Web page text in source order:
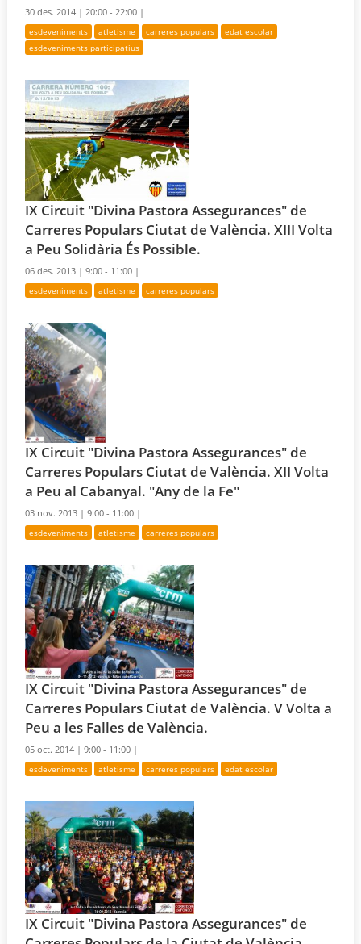
30 des. 2014 | 20:00 - 22:00 |
esdeveniments atletisme carreres populars
edat escolar
esdeveniments participatius
IX Circuit "Divina Pastora Assegurances" de
Carreres Populars Ciutat de València. XIII Volta
a Peu Solidària És Possible.
06 des. 2013 |9:00 - 11:00 |
esdeveniments atletisme carreres populars
IX Circuit "Divina Pastora Assegurances" de
Carreres Populars Ciutat de València. XII Volta
a Peu al Cabanyal. "Any de la Fe"
03 nov. 2013 |9:00 - 11:00 |
esdeveniments atletisme carreres populars
IX Circuit "Divina Pastora Assegurances" de
Carreres Populars Ciutat de València. V Volta a
Peu a les Falles de València.
05 oct. 2014 |9:00 - 11:00 |
esdeveniments atletisme carreres populars edat escolar
IX Circuit "Divina Pastora Assegurances" de